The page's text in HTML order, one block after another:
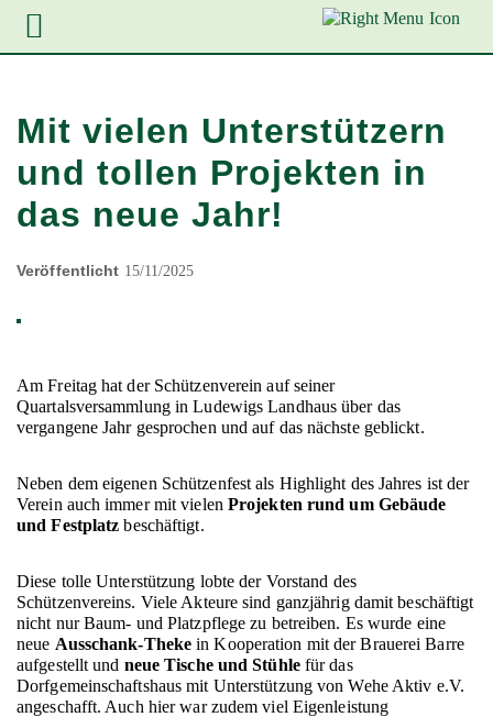
Mit vielen Unterstützern
und tollen Projekten in
das neue Jahr!
Veröffentlicht 15/11/2025
Am Freitag hat der Schützenverein auf seiner
Quartalsversammlung in Ludewigs Landhaus über das
vergangene Jahr gesprochen und auf das nächste geblickt.
Neben dem eigenen Schützenfest als Highlight des Jahres ist der
Verein auch immer mit vielen Projekten rund um Gebäude
und Festplatz beschäftigt.
Diese tolle Unterstützung lobte der Vorstand des
Schützenvereins. Viele Akteure sind ganzjährig damit beschäftigt
nicht nur Baum- und Platzpflege zu betreiben. Es wurde eine
neue Ausschank-Theke in Kooperation mit der Brauerei Barre
aufgestellt und neue Tische und Stühlefür das
Dorfgemeinschaftshaus mit Unterstützung von Wehe Aktiv e.V.
angeschafft. Auch hier war zudem viel Eigenleistung